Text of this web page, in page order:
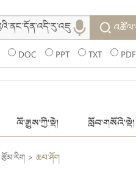
DOC PPT TXT PDF
ལོ་རྒྱུས་ཀྱི་སྡེ། སློབ་གསོའི་སྡེ།
རྩོམ་རིག > ཆབ་ཤོག